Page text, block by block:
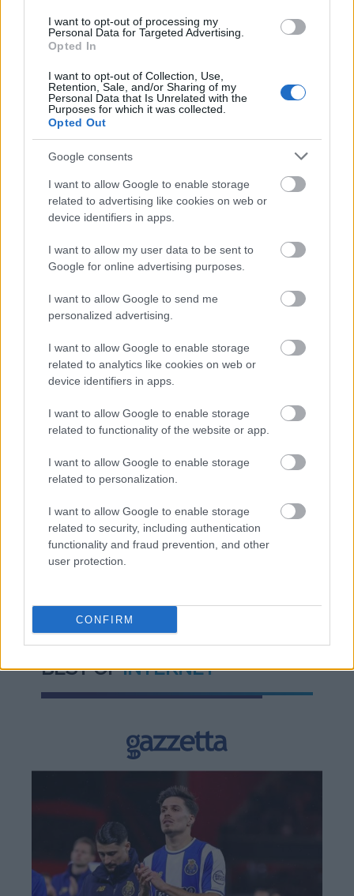
I want to opt-out of processing my
Personal Data for Targeted Advertising.
Opted In
I want to opt-out of Collection, Use,
Retention, Sale, and/or Sharing of my
Personal Data that Is Unrelated with the
Purposes for which it was collected.
Opted Out
Google consents
I want to allow Google to enable storage
related to advertising like cookies on web or
device identifiers in apps.
I want to allow my user data to be sent to
Google for online advertising purposes.
I want to allow Google to send me
personalized advertising.
I want to allow Google to enable storage
related to analytics like cookies on web or
device identifiers in apps.
I want to allow Google to enable storage
related to functionality of the website or app.
I want to allow Google to enable storage
related to personalization.
I want to allow Google to enable storage
related to security, including authentication
functionality and fraud prevention, and other
user protection.
CONFIRM
Διαβάζονται αυτή τη στιγμή
2027 - Το παράπονο της Καρυστιανού - Στον
ΣΥΡΙΖΑ μελετούν Ιστορία
Πυρόπληκτοι: Τι σημαίνουν τα «πράσινα»,
«κίτρινα» και «κόκκινα» σπίτια για τις
αποζημιώσεις
οδικά έργα και τα εκτιμώμενα
χρονοδιαγράμματα
BEST OFINTERNET